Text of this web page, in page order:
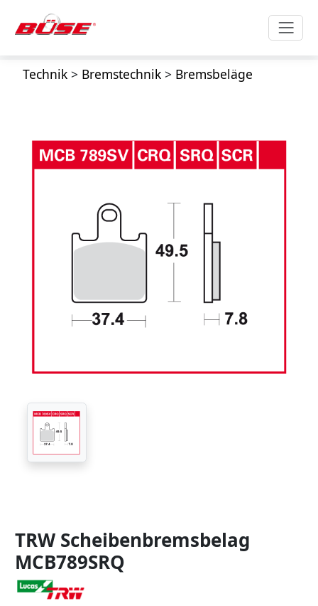
Technik> Bremstechnik> Bremsbeläge
TRW Scheibenbremsbelag
MCB789SRQ